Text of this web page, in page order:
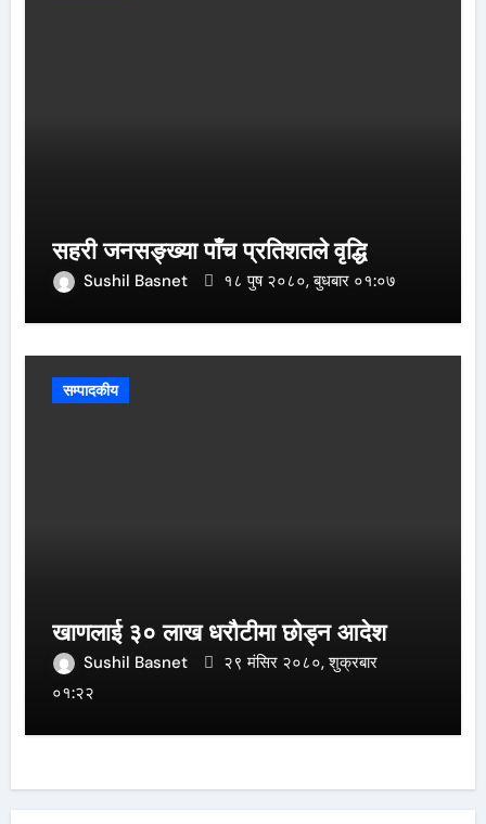
सहरी जनसङ्ख्या पाँच प्रतिशतले वृद्धि
Sushil Basnet १८ पुष २०८०, बुधबार ०१:०७
सम्पादकीय
खाणलाई ३० लाख धरौटीमा छोड्न आदेश
Sushil Basnet
२९ मंसिर २०८०, शुक्रबार
०१:२२